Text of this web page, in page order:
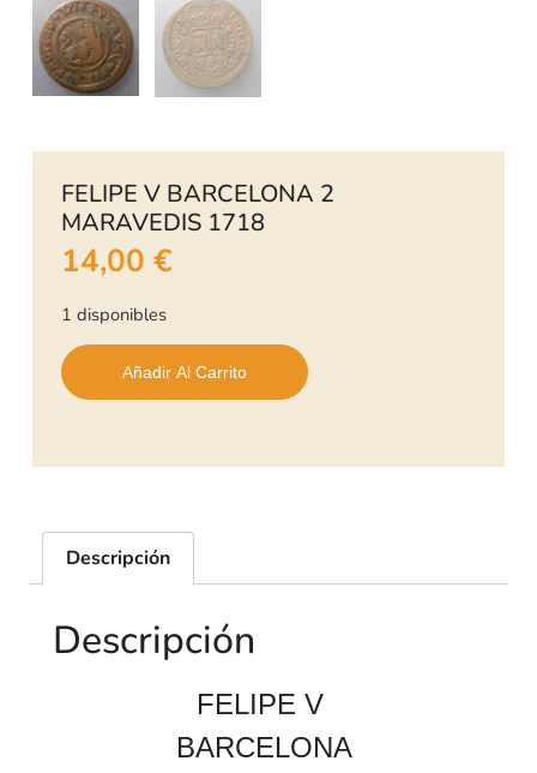
FELIPE V BARCELONA 2
MARAVEDIS 1718
14,00 €
1 disponibles
Añadir Al Carrito
Descripción
Descripción
FELIPE V
BARCELONA